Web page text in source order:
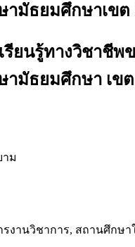
มัธยมศึกษาเขต
ยนรู้ทางวิชาชี
มัธยมศึกษา เข
ม
งานวิชาการ, สถานศึกษ